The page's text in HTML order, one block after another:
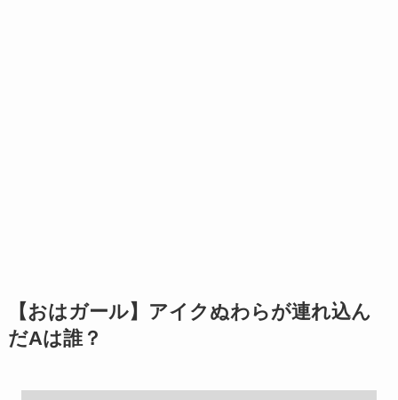
【おはガール】アイクぬわらが連れ込ん
だAは誰？